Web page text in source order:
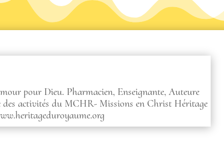
pour Dieu. Pharmacien, Enseignante, Auteure
activités du MCHR- Missions en Christ Héritage